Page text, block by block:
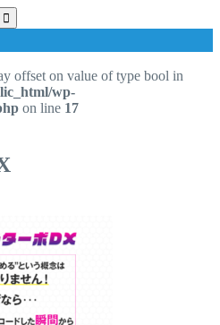
offset on value of type bool in
wp-
on line 17